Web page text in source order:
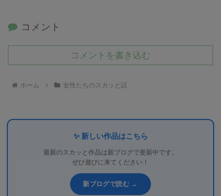
コメント
コメントを書き込む
ホーム 女性たちのスカッと話
✨ 新しい作品はこちら
最新のスカッと作品は新ブログで更新中です。
ぜひ遊びに来てください！
新ブログで読む →